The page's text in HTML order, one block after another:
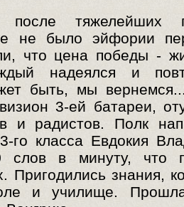
тяжелейших
не было эйфории
что цена победы -
надеялся и
быть, мы
3-ей батареи,
и радистов. Полк
го класса Евдокия
слов в минуту, что
Пригодились знания,
и училище.